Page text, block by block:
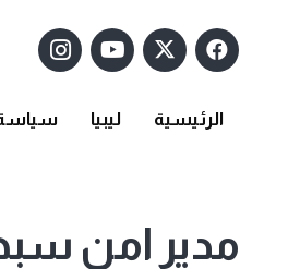
الرئيسية ليبيا
مدير امن